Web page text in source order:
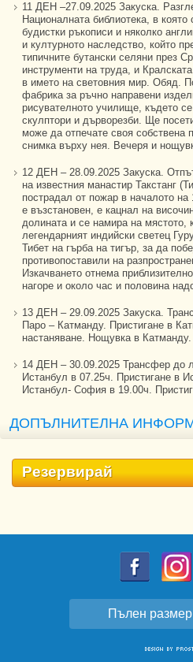
11 ДЕН –27.09.2025 Закуска.
Националната библиотека, в
будистки ръкописи и няколко
и културното наследство, който
типичните бутански селяни през
инструменти на труда, и
в името на световния мир. Обяд.
фабрика за ръчно направени
рисувателното училище, където
скулптори и дърворезби. Ще
може да отпечате своя собствена
снимка върху нея. Вечеря и
12 ДЕН – 28.09.2025 Закуска.
на известния манастир Такстанг
пострадал от пожар в началото на
е възстановен, е кацнал на
долината и се намира на мястото,
легендарният индийски светец
Тибет на гърба на тигър, за да
противопоставили на
Изкачването отнема
нагоре и около час и половина
13 ДЕН – 29.09.2025 Закуска.
Паро – Катманду. Пристигане в
настаняване. Нощувка в Катманду.
14 ДЕН – 30.09.2025 Трансфер до
Истанбул в 07.25ч. Пристигане в
Истанбул- София в 19.00ч.
ДОПЪЛНИТЕЛНА
Резервирай
Пълен размер